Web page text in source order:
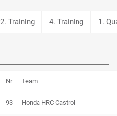
2. Training 4. Training 1.
Nr Team
93 Honda HRC Castrol